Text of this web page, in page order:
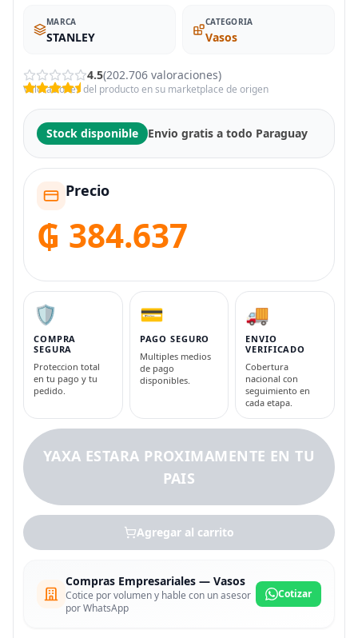
MARCA
STANLEY
CATEGORIA
Vasos
4.5(202.706 valoraciones)
Valoraciones del producto en su marketplace de origen
Stock disponible Envio gratis a todo Paraguay
Precio
₲ 384.637
🛡️
COMPRA
SEGURA
Proteccion total
en tu pago y tu
pedido.
💳
PAGO SEGURO
Multiples medios
de pago
disponibles.
🚚
ENVIO
VERIFICADO
Cobertura
nacional con
seguimiento en
cada etapa.
YAXA ESTARA PROXIMAMENTE EN TU
PAIS
Agregar al carrito
Compras Empresariales — Vasos
Cotice por volumen y hable con un asesor
por WhatsApp
Cotizar